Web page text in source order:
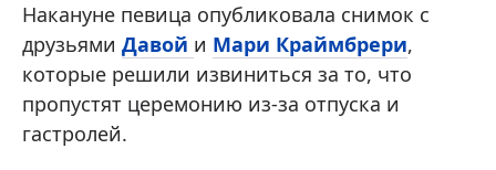
Накануне певица опубликовала снимок с
друзьями Давой и Мари Краймбрери,
которые решили извиниться за то, что
пропустят церемонию из-за отпуска и
гастролей.